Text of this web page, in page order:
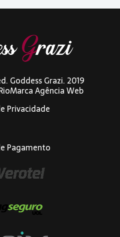
Goddess Grazi. 2019
Agência Web
Privacidade
Pagamento